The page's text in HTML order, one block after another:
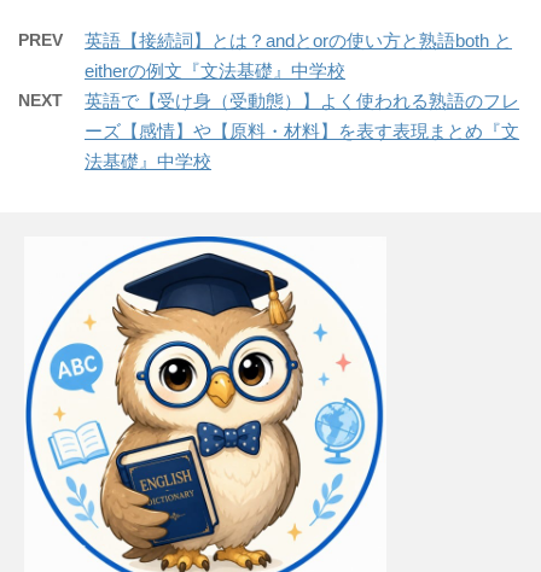
PREV
英語【接続詞】とは？andとorの使い方と熟語both と
eitherの例文『文法基礎』中学校
NEXT
英語で【受け身（受動態）】よく使われる熟語のフレ
ーズ【感情】や【原料・材料】を表す表現まとめ『文
法基礎』中学校